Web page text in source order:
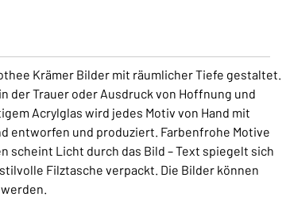
Krämer Bilder mit räumlicher Tiefe gestaltet.
der Trauer oder Ausdruck von Hoffnung und
Acrylglas wird jedes Motiv von Hand mit
entworfen und produziert. Farbenfrohe Motive
scheint Licht durch das Bild – Text spiegelt sich
Filztasche verpackt. Die Bilder können